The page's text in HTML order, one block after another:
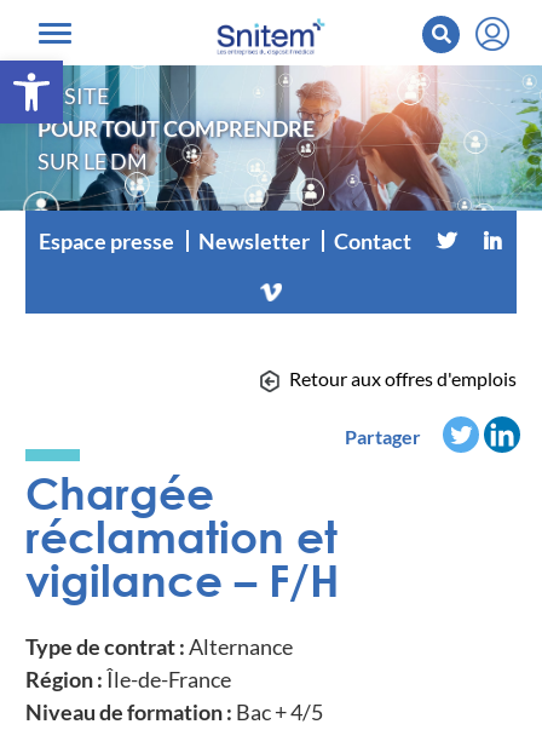
Ouvrir la barre d’outils
LE SITE
POUR TOUT COMPRENDRE
SUR LE DM
Espace presse Newsletter Contact
Retour aux offres d'emplois
Partager
Chargée
réclamation et
vigilance – F/H
Type de contrat :Alternance
Région :Île-de-France
Niveau de formation : Bac + 4/5